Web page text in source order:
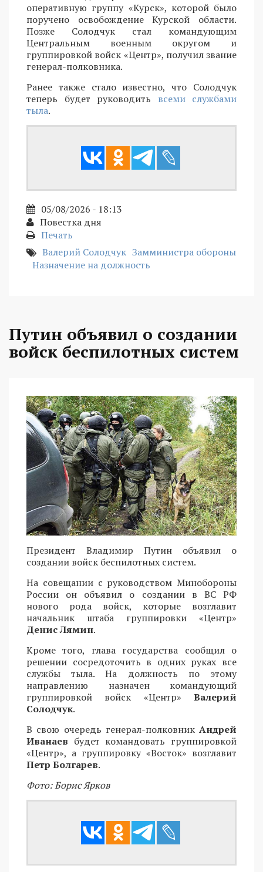
оперативную группу «Курск», которой было
поручено освобождение Курской области.
Позже Солодчук стал командующим
Центральным военным округом и
группировкой войск «Центр», получил звание
генерал-полковника.
Ранее также стало известно, что Солодчук
теперь будет руководить всеми службами
тыла.
05/08/2026 - 18:13
Повестка дня
Печать
Валерий Солодчук Замминистра обороны
Назначение на должность
Путин объявил о создании
войск беспилотных систем
Президент Владимир Путин объявил о
создании войск беспилотных систем.
На совещании с руководством Минобороны
России он объявил о создании в ВС РФ
нового рода войск, которые возглавит
начальник штаба группировки «Центр»
Денис Лямин.
Кроме того, глава государства сообщил о
решении сосредоточить в одних руках все
службы тыла. На должность по этому
направлению назначен командующий
группировкой войск «Центр» Валерий
Солодчук.
В свою очередь генерал-полковникАндрей
Иванаев будет командовать группировкой
«Центр», а группировку «Восток» возглавит
Петр Болгарев.
Фото: Борис Ярков